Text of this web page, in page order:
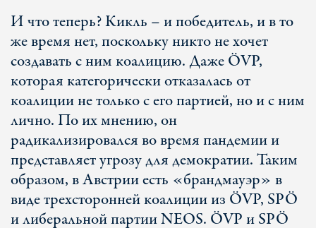
И что теперь? Кикль – и победитель, и в то
же время нет, поскольку никто не хочет
создавать с ним коалицию. Даже ÖVP,
которая категорически отказалась от
коалиции не только с его партией, но и с ним
лично. По их мнению, он
радикализировался во время пандемии и
представляет угрозу для демократии. Таким
образом, в Австрии есть «брандмауэр» в
виде трехсторонней коалиции из ÖVP, SPÖ
и либеральной партии NEOS. ÖVP и SPÖ